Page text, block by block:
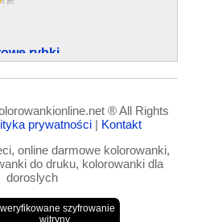
rybki
7,136x
® All Rights
prywatności | Kontakt
online darmowe kolorowanki,
do druku, kolorowanki dla
doroslych